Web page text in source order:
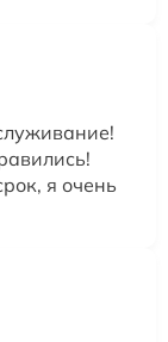
я очень